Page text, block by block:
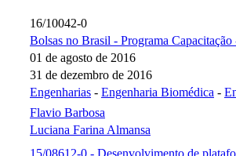
16/10042-0
Bolsas no Brasil - Programa
01 de agosto de 2016
31 de dezembro de 2016
Engenharias - Engenharia Biomédica -
Flavio Barbosa
Luciana Farina Almansa
15/08612-0 - Desenvolvimento de